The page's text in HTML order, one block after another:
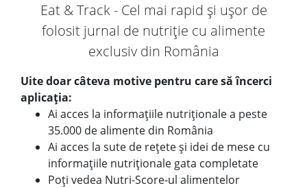
Eat & Track - Cel mai rapid și ușor de
folosit jurnal de nutriție cu alimente
exclusiv din România
Uite doar câteva motive pentru care să încerci
aplicația:
Ai acces la informațiile nutriționale a peste
35.000 de alimente din România
Ai acces la sute de rețete și idei de mese cu
informațiile nutriționale gata completate
Poți vedea Nutri-Score-ul alimentelor